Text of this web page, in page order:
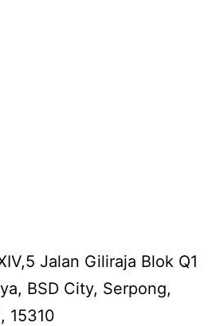
Jalan Giliraja Blok Q1
BSD City, Serpong,
15310